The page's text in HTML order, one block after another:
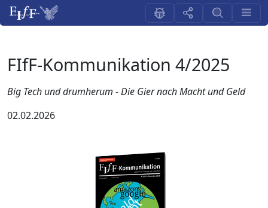
FIfF-Kommunikation 4/2025
Big Tech und drumherum - Die Gier nach Macht und Geld
02.02.2026